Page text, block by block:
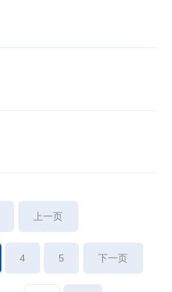
上一页
4 5 下一页